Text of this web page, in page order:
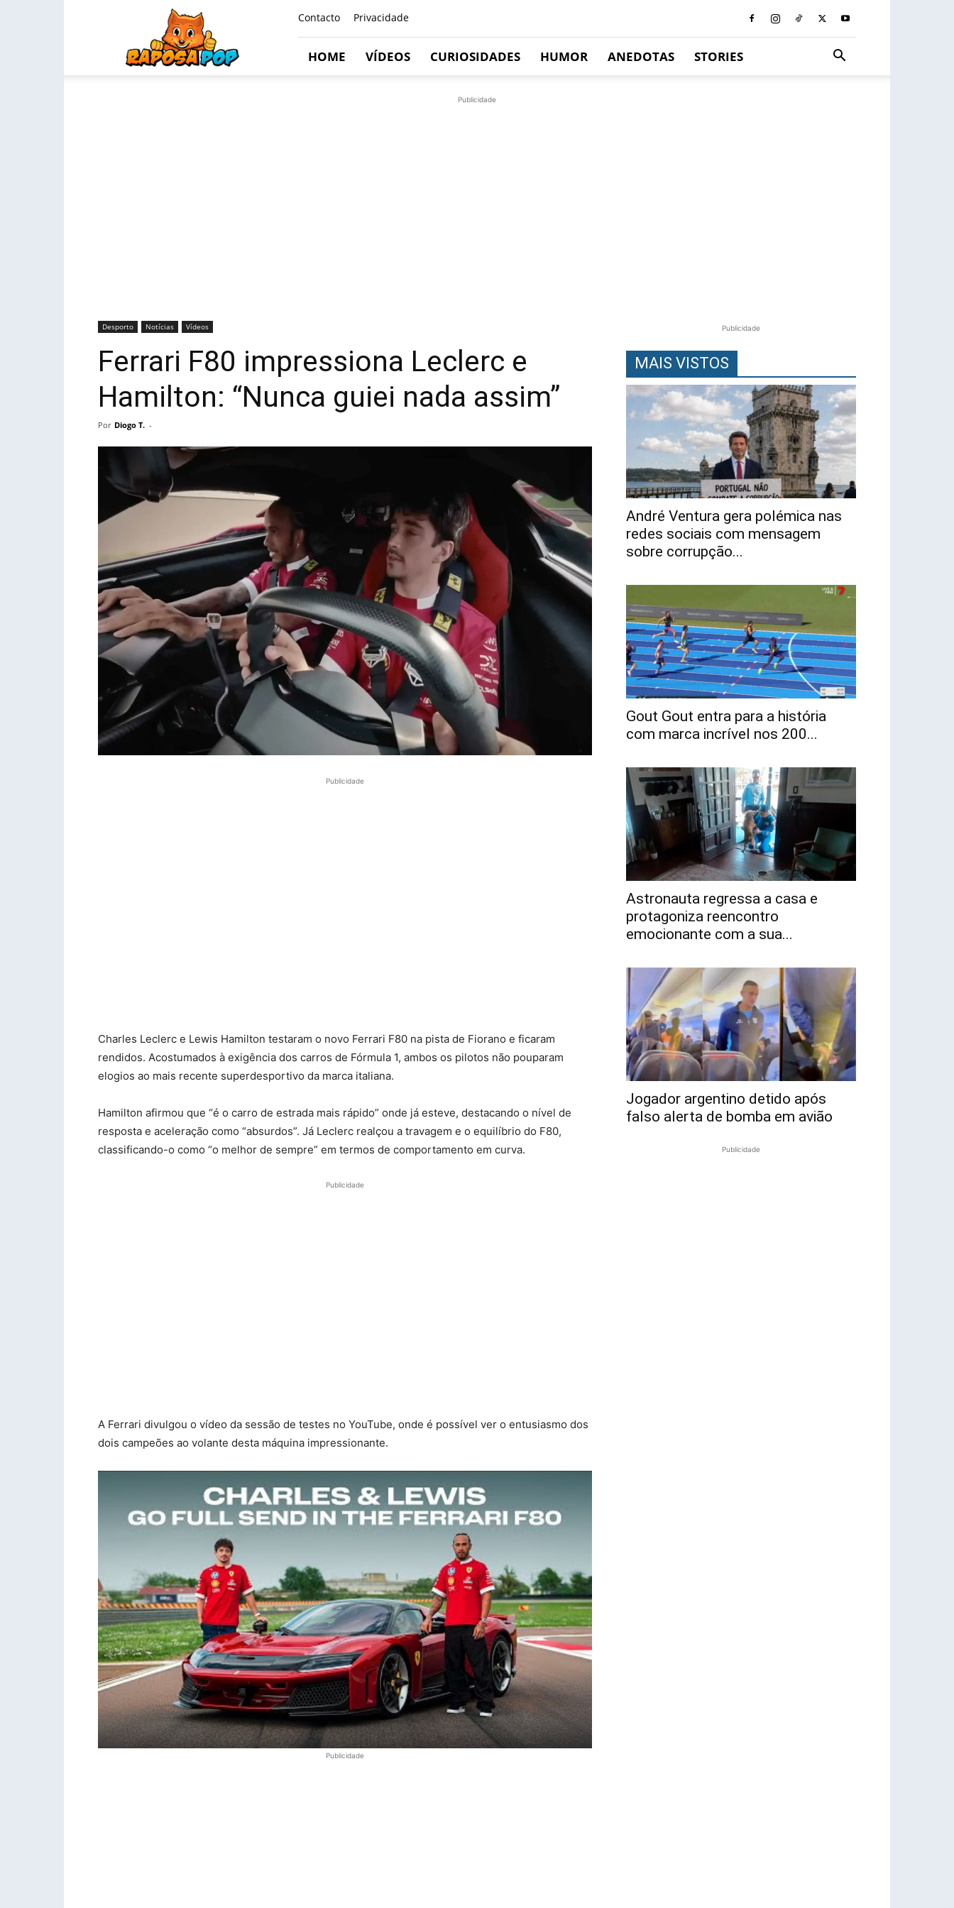
Contacto Privacidade
HOME VÍDEOS CURIOSIDADES HUMOR ANEDOTAS STORIES
Publicidade
Desporto Notícias Vídeos
Ferrari F80 impressiona Leclerc e
Hamilton: “Nunca guiei nada assim”
Por Diogo T. -
Publicidade
Charles Leclerc e Lewis Hamilton testaram o novo Ferrari F80 na pista de Fiorano e ficaram
rendidos. Acostumados à exigência dos carros de Fórmula 1, ambos os pilotos não pouparam
elogios ao mais recente superdesportivo da marca italiana.
Hamilton afirmou que “é o carro de estrada mais rápido” onde já esteve, destacando o nível de
resposta e aceleração como “absurdos”. Já Leclerc realçou a travagem e o equilíbrio do F80,
classificando-o como “o melhor de sempre” em termos de comportamento em curva.
Publicidade
A Ferrari divulgou o vídeo da sessão de testes no YouTube, onde é possível ver o entusiasmo dos
dois campeões ao volante desta máquina impressionante.
Publicidade
Publicidade
MAIS VISTOS
André Ventura gera polémica nas
redes sociais com mensagem
sobre corrupção...
Gout Gout entra para a história
com marca incrível nos 200...
Astronauta regressa a casa e
protagoniza reencontro
emocionante com a sua...
Jogador argentino detido após
falso alerta de bomba em avião
Publicidade